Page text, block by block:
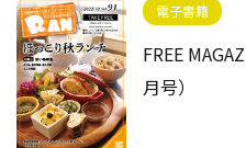
電子書籍
FREE
月号）